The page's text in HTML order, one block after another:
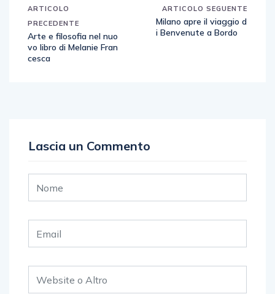
ARTICOLO
PRECEDENTE
Arte e filosofia nel nuo
vo libro di Melanie Fran
cesca
ARTICOLO SEGUENTE
Milano apre il viaggio d
i Benvenute a Bordo
Lascia un Commento